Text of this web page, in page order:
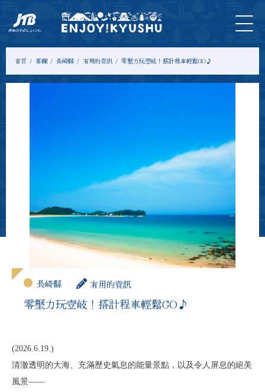
首頁 專欄 長崎縣 有用的資訊 零壓力玩壹岐！搭計程車輕鬆GO♪
長崎縣 有用的資訊
零壓力玩壹岐！搭計程車輕鬆GO♪
(2026.6.19.)
清澈透明的大海、充滿歷史氣息的能量景點，以及令人屏息的絕美
風景——
首
頁
最新
資訊
旅遊
＆體
驗
門
票